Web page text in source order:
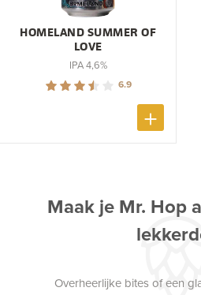
HOMELAND SUMMER OF
LOVE
IPA 4,6%
6.9
Maak je Mr. Hop
Overheerlijke bites of een